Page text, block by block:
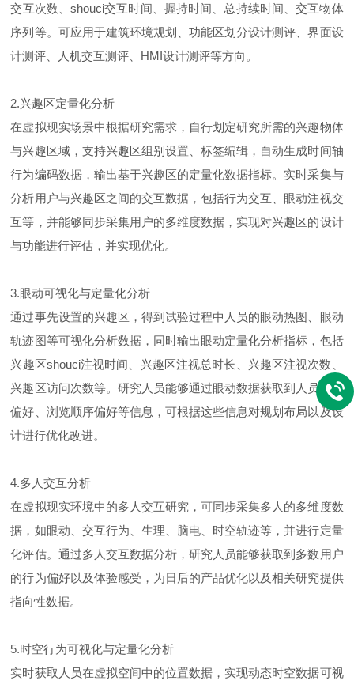
交互次数、shouci交互时间、握持时间、总持续时间、交互物体
序列等。可应用于建筑环境规划、功能区划分设计测评、界面设
计测评、人机交互测评、HMI设计测评等方向。
2.兴趣区定量化分析
在虚拟现实场景中根据研究需求，自行划定研究所需的兴趣物体
与兴趣区域，支持兴趣区组别设置、标签编辑，自动生成时间轴
行为编码数据，输出基于兴趣区的定量化数据指标。实时采集与
分析用户与兴趣区之间的交互数据，包括行为交互、眼动注视交
互等，并能够同步采集用户的多维度数据，实现对兴趣区的设计
与功能进行评估，并实现优化。
3.眼动可视化与定量化分析
通过事先设置的兴趣区，得到试验过程中人员的眼动热图、眼动
轨迹图等可视化分析数据，同时输出眼动定量化分析指标，包括
兴趣区shouci注视时间、兴趣区注视总时长、兴趣区注视次数、
兴趣区访问次数等。研究人员能够通过眼动数据获取到人员兴趣
偏好、浏览顺序偏好等信息，可根据这些信息对规划布局以及设
计进行优化改进。
4.多人交互分析
在虚拟现实环境中的多人交互研究，可同步采集多人的多维度数
据，如眼动、交互行为、生理、脑电、时空轨迹等，并进行定量
化评估。通过多人交互数据分析，研究人员能够获取到多数用户
的行为偏好以及体验感受，为日后的产品优化以及相关研究提供
指向性数据。
5.时空行为可视化与定量化分析
实时获取人员在虚拟空间中的位置数据，实现动态时空数据可视